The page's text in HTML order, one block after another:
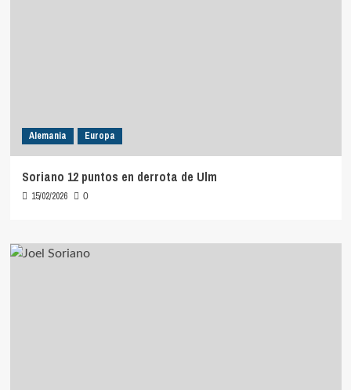
Alemania Europa
Soriano 12 puntos en derrota de Ulm
15/02/2026 0